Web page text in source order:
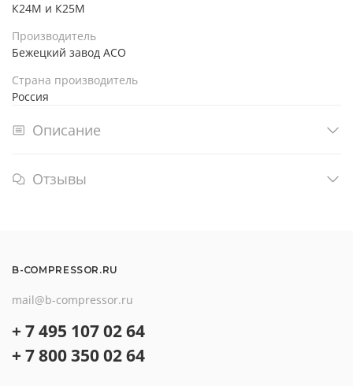
К24М и К25М
Производитель
Бежецкий завод АСО
Страна производитель
Россия
Описание
Отзывы
B-COMPRESSOR.RU
mail@b-compressor.ru
+ 7 495 107 02 64
+ 7 800 350 02 64